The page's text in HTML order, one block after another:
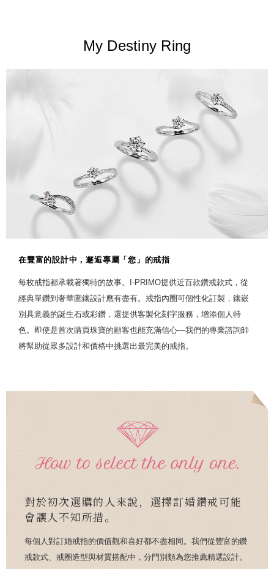
My Destiny Ring
在豐富的設計中，邂逅專屬「您」的戒指
每枚戒指都承載著獨特的故事。I-PRIMO提供近百款鑽戒款式，從
經典單鑽到奢華圍鑲設計應有盡有。戒指內圈可個性化訂製，鑲嵌
別具意義的誕生石或彩鑽，還提供客製化刻字服務，增添個人特
色。即使是首次購買珠寶的顧客也能充滿信心—我們的專業諮詢師
將幫助從眾多設計和價格中挑選出最完美的戒指。
對於初次選購的人來說，選擇訂婚鑽戒可能
會讓人不知所措。
每個人對訂婚戒指的價值觀和喜好都不盡相同。我們從豐富的鑽
戒款式、戒圈造型與材質搭配中，分門別類為您推薦精選設計。